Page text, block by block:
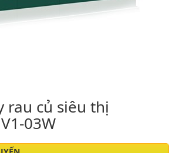
rau củ siêu thị
03W